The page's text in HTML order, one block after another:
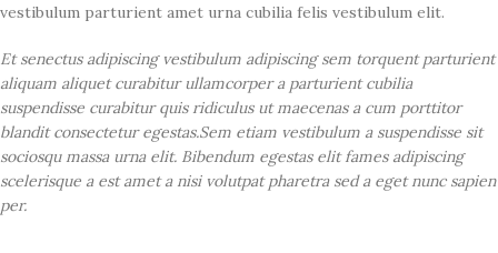
vestibulum parturient amet urna cubilia felis vestibulum elit.
Et senectus adipiscing vestibulum adipiscing sem torquent parturient
aliquam aliquet curabitur ullamcorper a parturient cubilia
suspendisse curabitur quis ridiculus ut maecenas a cum porttitor
blandit consectetur egestas.Sem etiam vestibulum a suspendisse sit
sociosqu massa urna elit. Bibendum egestas elit fames adipiscing
scelerisque a est amet a nisi volutpat pharetra sed a eget nunc sapien
per.